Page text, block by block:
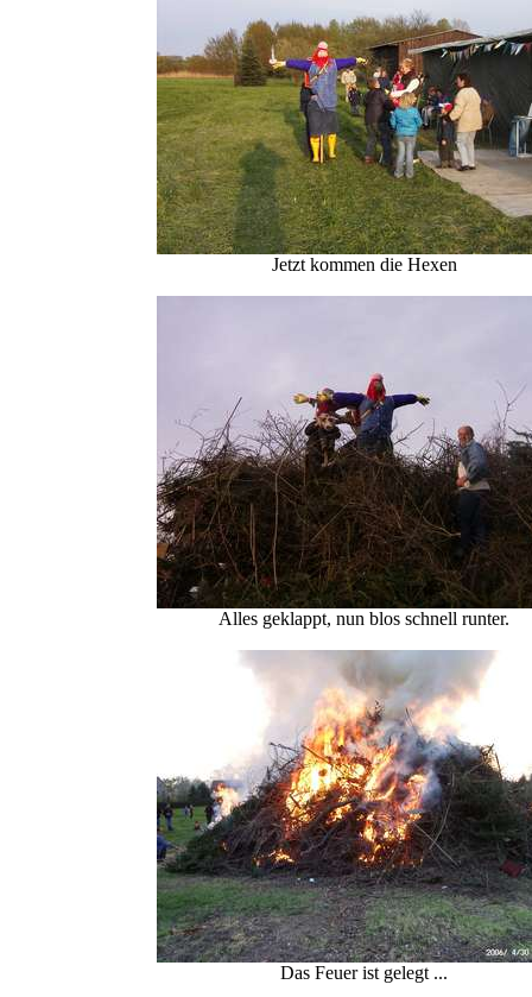
Jetzt kommen die Hexen
Alles geklappt, nun blos schnell runter.
Das Feuer ist gelegt ...